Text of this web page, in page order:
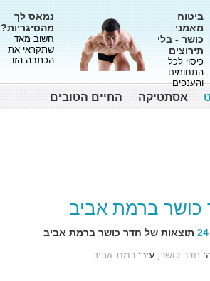
ביטוח
מאמני
כושר - בלי
תירוצים
כיסוי לכל
התחומים
והענפים
נמאס לך
מהסיגריות?
חשוב מאד
שתקראי את
הכתבה הזו
אסתטיקה החיים הטובים
כושר ברמת אביב
24 תוצאות של חדר כושר ברמת אביב
חדר כושר , עיר: רמת אביב